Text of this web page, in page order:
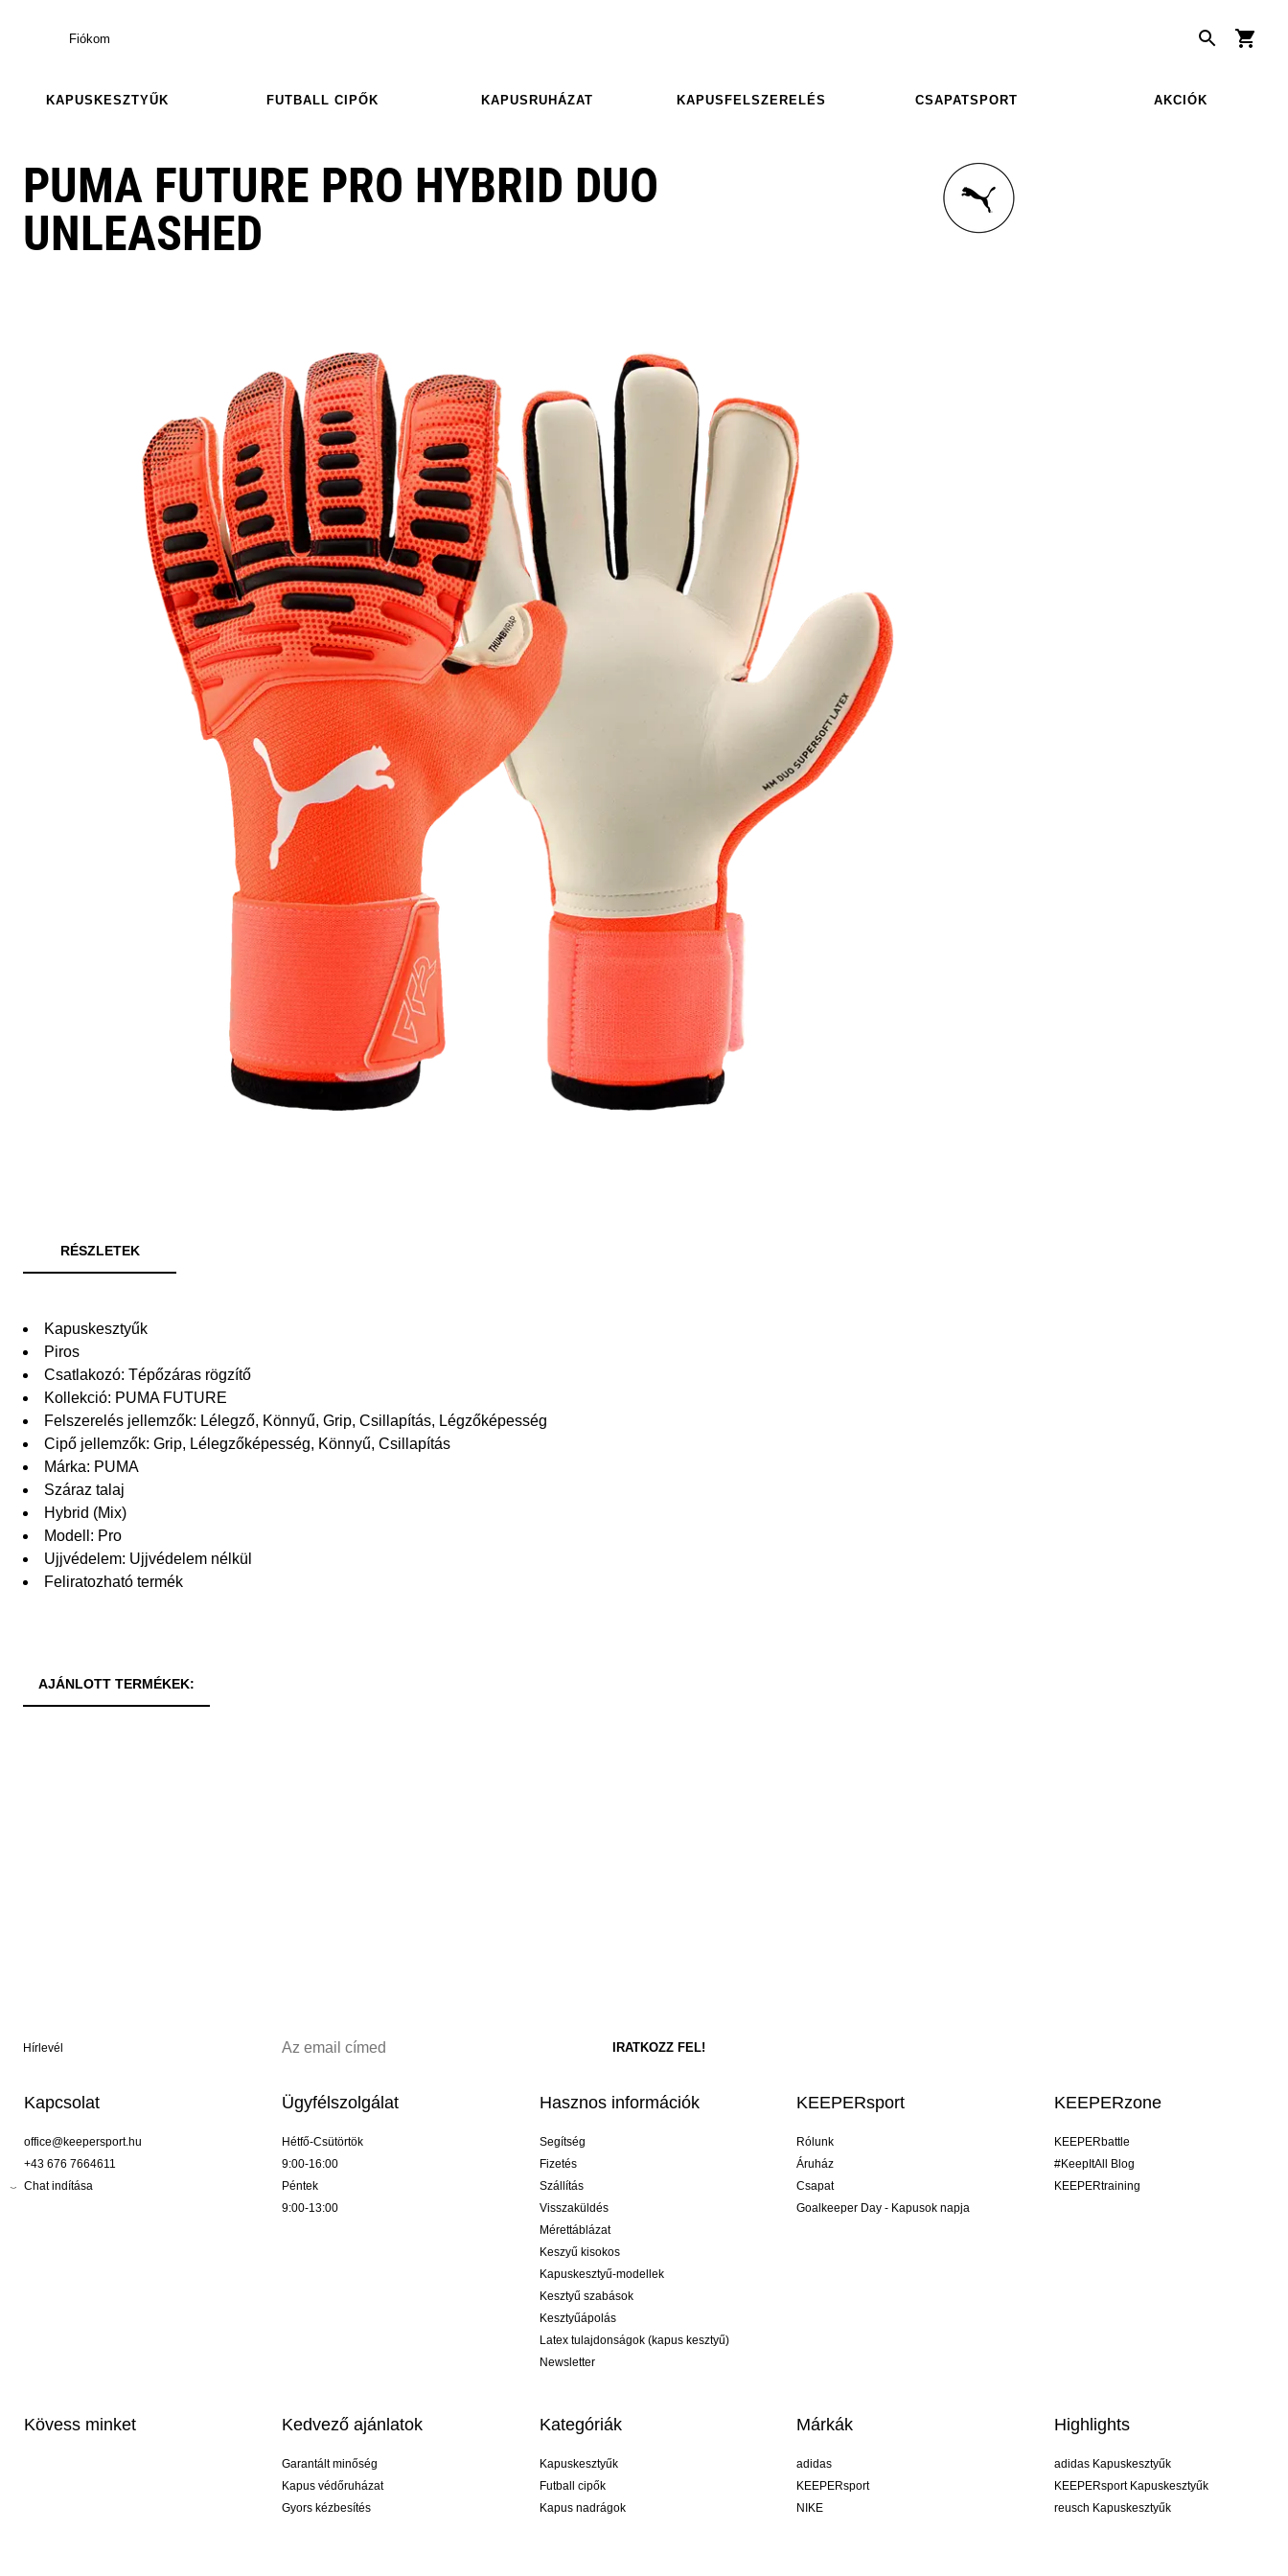
Fiókom
KAPUSKESZTYŰK FUTBALL CIPŐK KAPUSRUHÁZAT KAPUSFELSZERELÉS CSAPATSPORT AKCIÓK
PUMA FUTURE PRO HYBRID DUO
UNLEASHED
RÉSZLETEK
Kapuskesztyűk
Piros
Csatlakozó: Tépőzáras rögzítő
Kollekció: PUMA FUTURE
Felszerelés jellemzők: Lélegző, Könnyű, Grip, Csillapítás, Légzőképesség
Cipő jellemzők: Grip, Lélegzőképesség, Könnyű, Csillapítás
Márka: PUMA
Száraz talaj
Hybrid (Mix)
Modell: Pro
Ujjvédelem: Ujjvédelem nélkül
Feliratozható termék
AJÁNLOTT TERMÉKEK:
Hírlevél
Kapcsolat
office@keepersport.hu
+43 676 7664611
Chat indítása
Ügyfélszolgálat
Hétfő-Csütörtök
9:00-16:00
Péntek
9:00-13:00
Hasznos információk
Segítség
Fizetés
Szállítás
Visszaküldés
Mérettáblázat
Keszyű kisokos
Kapuskesztyű-modellek
Kesztyű szabások
Kesztyűápolás
Latex tulajdonságok (kapus kesztyű)
Newsletter
KEEPERsport
Rólunk
Áruház
Csapat
Goalkeeper Day - Kapusok napja
KEEPERzone
KEEPERbattle
#KeepItAll Blog
KEEPERtraining
Kövess minket Kedvező ajánlatok
Garantált minőség
Kapus védőruházat
Gyors kézbesítés
Kategóriák
Kapuskesztyűk
Futball cipők
Kapus nadrágok
Márkák
adidas
KEEPERsport
NIKE
Highlights
adidas Kapuskesztyűk
KEEPERsport Kapuskesztyűk
reusch Kapuskesztyűk